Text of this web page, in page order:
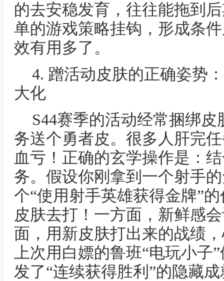
的去安稳发育，往往能拖到
单的游戏策略挂钩，形成条
效有用多了。
4. 蹭活动皮肤的正确姿势
大化
S44赛季的活动经常捆绑
务送个勇者皮。很多人肝完
血亏！正确的玄学操作是：
务。假设你刚拿到一个射手
个“使用射手英雄获得金牌”
皮肤去打！一方面，新鲜感
面，用新皮肤打出来的战绩
上次用白嫖的鲁班“电玩小
发了“连续获得胜利”的隐藏